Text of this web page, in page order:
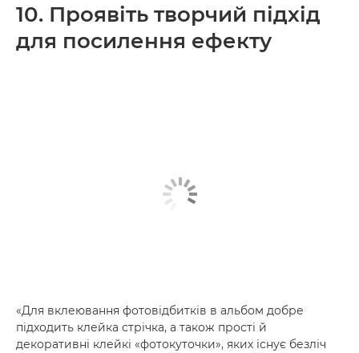
10. Проявіть творчий підхід
для посилення ефекту
«Для вклеювання фотовідбитків в альбом добре
підходить клейка стрічка, а також прості й
декоративні клейкі «фотокуточки», яких існує безліч